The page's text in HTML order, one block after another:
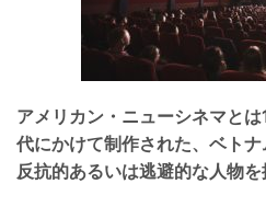
アメリカン・ニューシネマと
代にかけて制作された、 ベトナ
反抗的あるいは逃避的な人物